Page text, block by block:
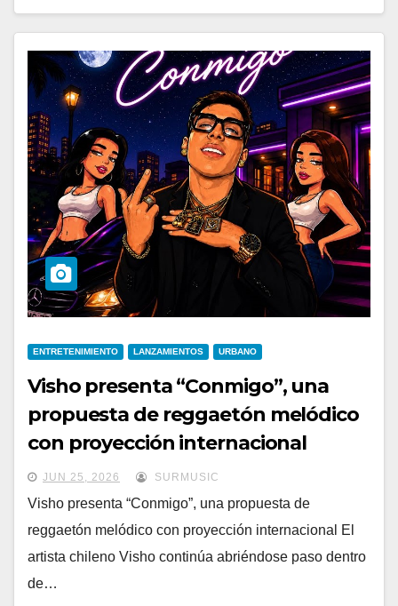
ENTRETENIMIENTO LANZAMIENTOS URBANO
Visho presenta “Conmigo”, una
propuesta de reggaetón melódico
con proyección internacional
JUN 25, 2026 SURMUSIC
Visho presenta “Conmigo”, una propuesta de
reggaetón melódico con proyección internacional El
artista chileno Visho continúa abriéndose paso dentro
de…